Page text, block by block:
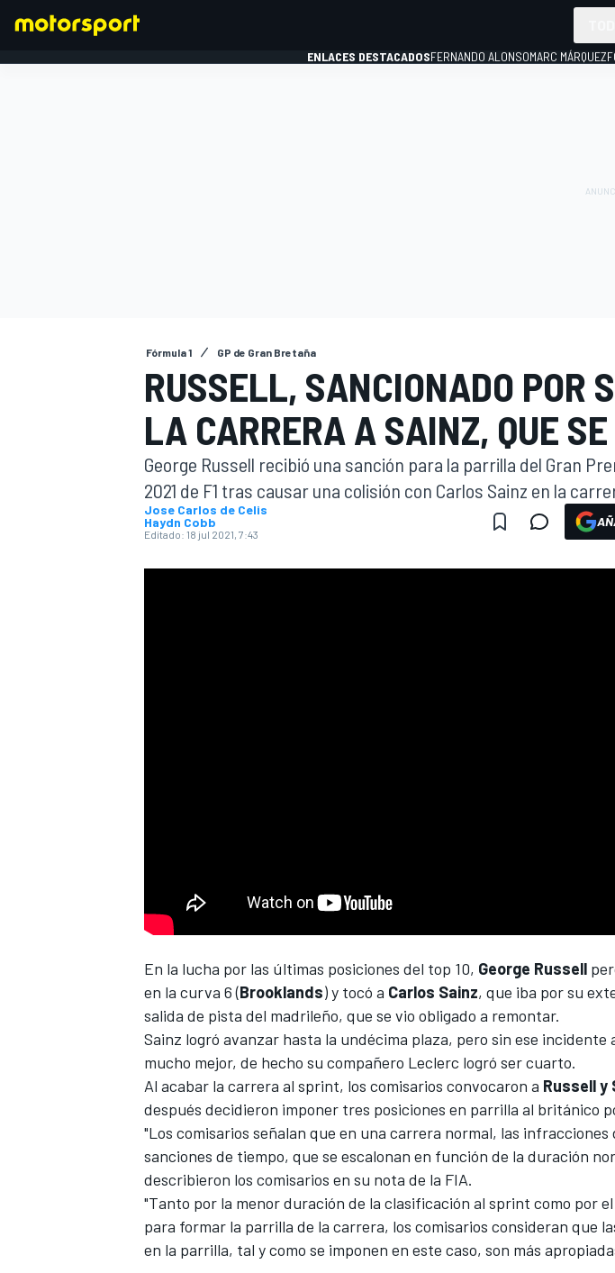
ENLACES DESTACADOSFERNANDO ALONSOMARC MÁRQUEZ
Fórmula 1 GP de Gran Bretaña
RUSSELL, SANCIONADO POR
LA CARRERA A SAINZ, QUE
George Russell recibió una sanción para la parrilla del Gran
2021 de F1 tras causar una colisión con Carlos Sainz en la
Jose Carlos de Celis
Haydn Cobb
Editado: 18 jul 2021, 7:43
En la lucha por las últimas posiciones del top 10, George Russell
en la curva 6 (Brooklands) y tocó a Carlos Sainz, que iba por su
salida de pista del madrileño, que se vio obligado a remontar.
Sainz logró avanzar hasta la undécima plaza, pero sin ese incidente
mucho mejor, de hecho su compañero Leclerc logró ser cuarto.
Al acabar la carrera al sprint, los comisarios convocaron a Russell y
después decidieron imponer tres posiciones en parrilla al británico
"Los comisarios señalan que en una carrera normal, las
sanciones de tiempo, que se escalonan en función de la duración
describieron los comisarios en su nota de la FIA.
"Tanto por la menor duración de la clasificación al sprint como por
para formar la parrilla de la carrera, los comisarios consideran que
en la parrilla, tal y como se imponen en este caso, son más